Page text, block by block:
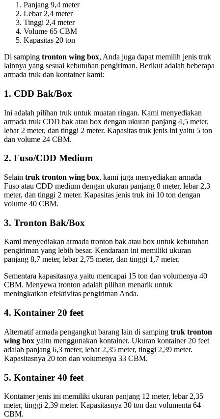
Panjang 9,4 meter
Lebar 2,4 meter
Tinggi 2,4 meter
Volume 65 CBM
Kapasitas 20 ton
Di samping tronton wing box, Anda juga dapat memilih jenis truk
lainnya yang sesuai kebutuhan pengiriman. Berikut adalah beberapa
armada truk dan kontainer kami:
1. CDD Bak/Box
Ini adalah pilihan truk untuk muatan ringan. Kami menyediakan
armada truk CDD bak atau box dengan ukuran panjang 4,5 meter,
lebar 2 meter, dan tinggi 2 meter. Kapasitas truk jenis ini yaitu 5 ton
dan volume 24 CBM.
2. Fuso/CDD Medium
Selain truk tronton wing box, kami juga menyediakan armada
Fuso atau CDD medium dengan ukuran panjang 8 meter, lebar 2,3
meter, dan tinggi 2 meter. Kapasitas jenis truk ini 10 ton dengan
volume 40 CBM.
3. Tronton Bak/Box
Kami menyediakan armada tronton bak atau box untuk kebutuhan
pengiriman yang lebih besar. Kendaraan ini memiliki ukuran
panjang 8,7 meter, lebar 2,75 meter, dan tinggi 1,7 meter.
Sementara kapasitasnya yaitu mencapai 15 ton dan volumenya 40
CBM. Menyewa tronton adalah pilihan menarik untuk
meningkatkan efektivitas pengiriman Anda.
4. Kontainer 20 feet
Alternatif armada pengangkut barang lain di samping truk tronton
wing box yaitu menggunakan kontainer. Ukuran kontainer 20 feet
adalah panjang 6,3 meter, lebar 2,35 meter, tinggi 2,39 meter.
Kapasitasnya 20 ton dan volumenya 33 CBM.
5. Kontainer 40 feet
Kontainer jenis ini memiliki ukuran panjang 12 meter, lebar 2,35
meter, tinggi 2,39 meter. Kapasitasnya 30 ton dan volumenta 64
CBM.